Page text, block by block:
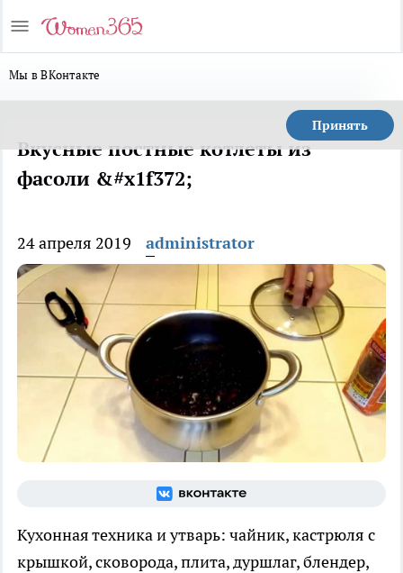
Мы в ВКонтакте
Принять
Вкусные постные котлеты из
фасоли &#x1f372;
24 апреля 2019 administrator
Кухонная техника и утварь: чайник, кастрюля с
крышкой, сковорода, плита, дуршлаг, блендер,